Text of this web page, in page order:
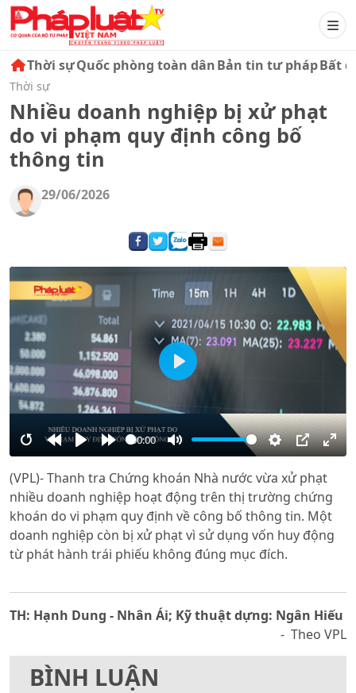
Thời sựQuốc phòng toàn dânBản tin tư phápBất
Thời sự
Nhiều doanh nghiệp bị xử phạt
do vi phạm quy định công bố
thông tin
29/06/2026
RestartRewind
10s
PlayForward
10s
00:00
Mute Settings
PIP
Play
(VPL)- Thanh tra Chứng khoán Nhà nước vừa xử phạt
nhiều doanh nghiệp hoạt động trên thị trường chứng
khoán do vi phạm quy định về công bố thông tin. Một
doanh nghiệp còn bị xử phạt vì sử dụng vốn huy động
từ phát hành trái phiếu không đúng mục đích.
TH: Hạnh Dung - Nhân Ái; Kỹ thuật dựng: Ngân Hiếu
- Theo VPL
BÌNH LUẬN